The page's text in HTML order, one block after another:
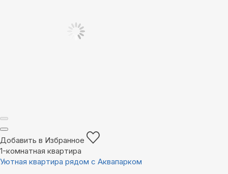
Добавить в Избранное
1-комнатная квартира
Уютная квартира рядом с Аквапарком